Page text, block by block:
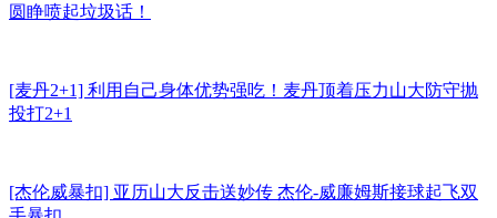
圆睁喷起垃圾话！
[麦丹2+1] 利用自己身体优势强吃！麦丹顶着压力山大防守抛
投打2+1
[杰伦威暴扣] 亚历山大反击送妙传 杰伦-威廉姆斯接球起飞双